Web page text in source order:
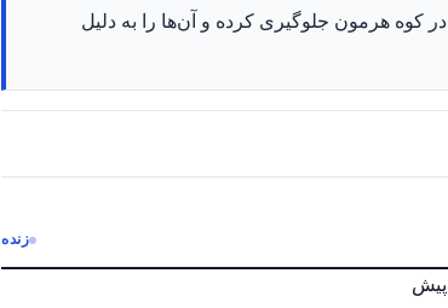
کوه هرمون جلوگیری کرده و آن‌ها را به دلیل
زنده